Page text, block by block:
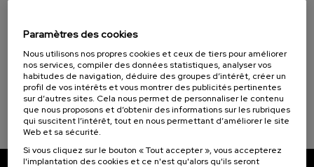
sektorean
10 h. Basque Espagnol
...
Gratuit
Dernières
places
Gratuit
Date
passée
Liste
d'attente
Période
d'inscription
terminée
Paramètres des cookies
Nous utilisons nos propres cookies et ceux de tiers pour améliorer
nos services, compiler des données statistiques, analyser vos
habitudes de navigation, déduire des groupes d’intérêt, créer un
profil de vos intérêts et vous montrer des publicités pertinentes
sur d’autres sites. Cela nous permet de personnaliser le contenu
que nous proposons et d’obtenir des informations sur les rubriques
qui suscitent l’intérêt, tout en nous permettant d’améliorer le site
Web et sa sécurité.
Si vous cliquez sur le bouton « Tout accepter », vous accepterez
l'implantation des cookies et ce n'est qu'alors qu'ils seront